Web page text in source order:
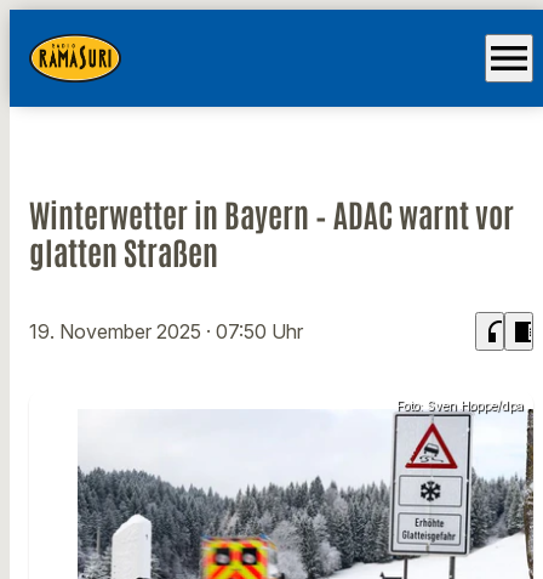
menu
Winterwetter in Bayern – ADAC warnt vor
glatten Straßen
19. November 2025 · 07:50 Uhr headphones chrome_reader_mode
Foto: Sven Hoppe/dpa